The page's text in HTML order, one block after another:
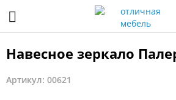
Навесное зеркало
Артикул: 00621